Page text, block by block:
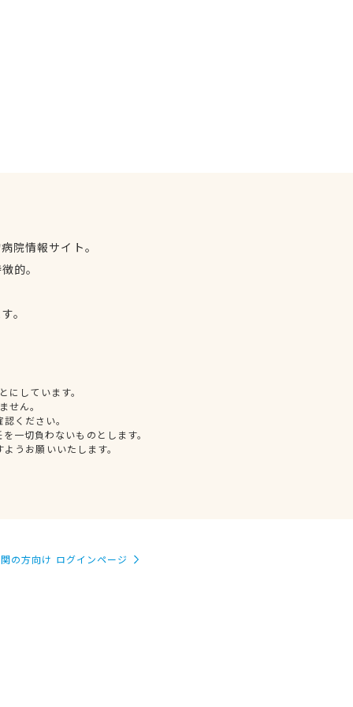
院情報サイト。
的。
。
しています。
せん。
ください。
一切負わないものとします。
うお願いいたします。
の方向け ログインページ